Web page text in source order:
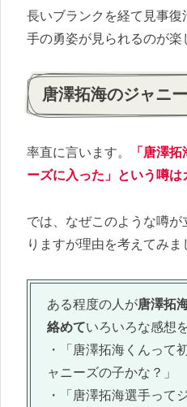
長いブランクを経て見事
手の勇姿が見られるのが楽
唐澤拓海のジャニ
率直に言います。
「唐澤
ーズに入った」 という噂は
では、なぜこのような噂
りますが理由を考えてみま
ある程度の人が唐澤拓
絡めていろいろな感想
・「唐澤拓海くんって
ャニーズの子かな？」
・「唐澤拓海選手って